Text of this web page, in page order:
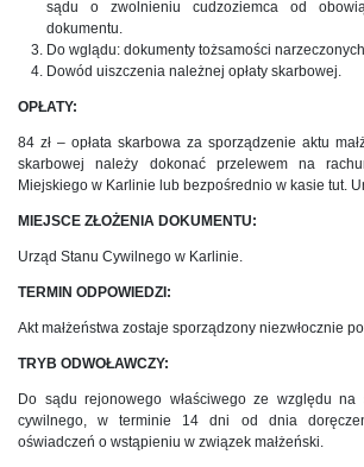
sądu o zwolnieniu cudzoziemca od
dokumentu.
Do wglądu: dokumenty tożsamości narzeczonych.
Dowód uiszczenia należnej opłaty skarbowej.
OPŁATY:
84 zł – opłata skarbowa za sporządzenie aktu
skarbowej należy dokonać przelewem na
Miejskiego w Karlinie lub bezpośrednio w kasie tut.
MIEJSCE ZŁOŻENIA DOKUMENTU:
Urząd Stanu Cywilnego w Karlinie.
TERMIN ODPOWIEDZI:
Akt małżeństwa zostaje sporządzony niezwłocznie
TRYB ODWOŁAWCZY:
Do sądu rejonowego właściwego ze względu na
cywilnego, w terminie 14 dni od dnia
oświadczeń o wstąpieniu w związek małżeński.